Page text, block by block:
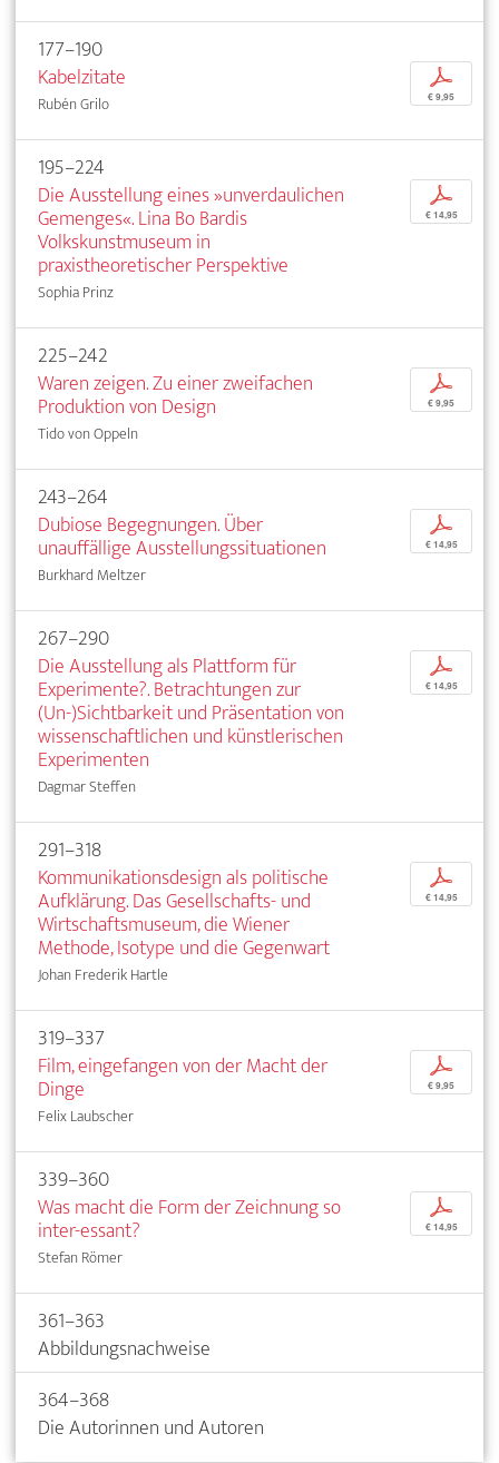
177–190
Kabelzitate
Rubén Grilo
p
€ 9,95
195–224
Die Ausstellung eines »unverdaulichen
Gemenges«. Lina Bo Bardis
Volkskunstmuseum in
praxistheoretischer Perspektive
Sophia Prinz
p
€ 14,95
225–242
Waren zeigen. Zu einer zweifachen
Produktion von Design
Tido von Oppeln
p
€ 9,95
243–264
Dubiose Begegnungen. Über
unauffällige Ausstellungssituationen
Burkhard Meltzer
p
€ 14,95
267–290
Die Ausstellung als Plattform für
Experimente?. Betrachtungen zur
(Un-)Sichtbarkeit und Präsentation von
wissenschaftlichen und künstlerischen
Experimenten
Dagmar Steffen
p
€ 14,95
291–318
Kommunikationsdesign als politische
Aufklärung. Das Gesellschafts- und
Wirtschaftsmuseum, die Wiener
Methode, Isotype und die Gegenwart
Johan Frederik Hartle
p
€ 14,95
319–337
Film, eingefangen von der Macht der
Dinge
Felix Laubscher
p
€ 9,95
339–360
Was macht die Form der Zeichnung so
inter-essant?
Stefan Römer
p
€ 14,95
361–363
Abbildungsnachweise
364–368
Die Autorinnen und Autoren